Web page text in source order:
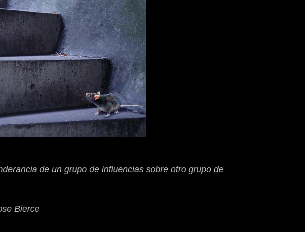
de un grupo de influencias sobre otro grupo de
Bierce